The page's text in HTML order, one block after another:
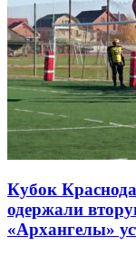
Кубок
одержали
«Архангелы»